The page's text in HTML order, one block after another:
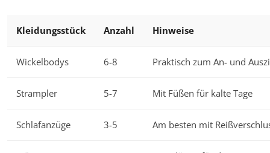
Kleidungsstück Anzahl Hinweise
Wickelbodys 6-8 Praktisch zum An- und
Strampler 5-7 Mit Füßen für kalte Tage
Schlafanzüge 3-5 Am besten mit